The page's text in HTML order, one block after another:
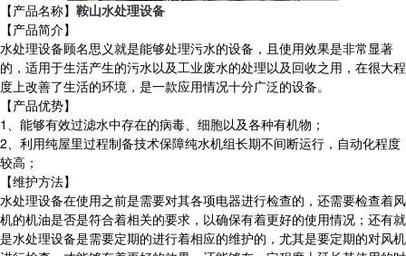
【产品名称】 鞍山水处理设备
【产品简介】
水处理设备顾名思义就是能够处理污水的设备，且使用效果是非常显著
的，适用于生活产生的污水以及工业废水的处理以及回收之用，在很大程
度上改善了生活的环境，是一款应用情况十分广泛的设备。
【产品优势】
1、能够有效过滤水中存在的病毒、细胞以及各种有机物；
2、利用纯屋里过程制备技术保障纯水机组长期不间断运行，自动化程度
较高；
【维护方法】
水处理设备在使用之前是需要对其各项电器进行检查的，还需要检查着风
机的机油是否是符合着相关的要求，以确保有着更好的使用情况；还有就
是水处理设备是需要定期的进行着相应的维护的，尤其是要定期的对风机